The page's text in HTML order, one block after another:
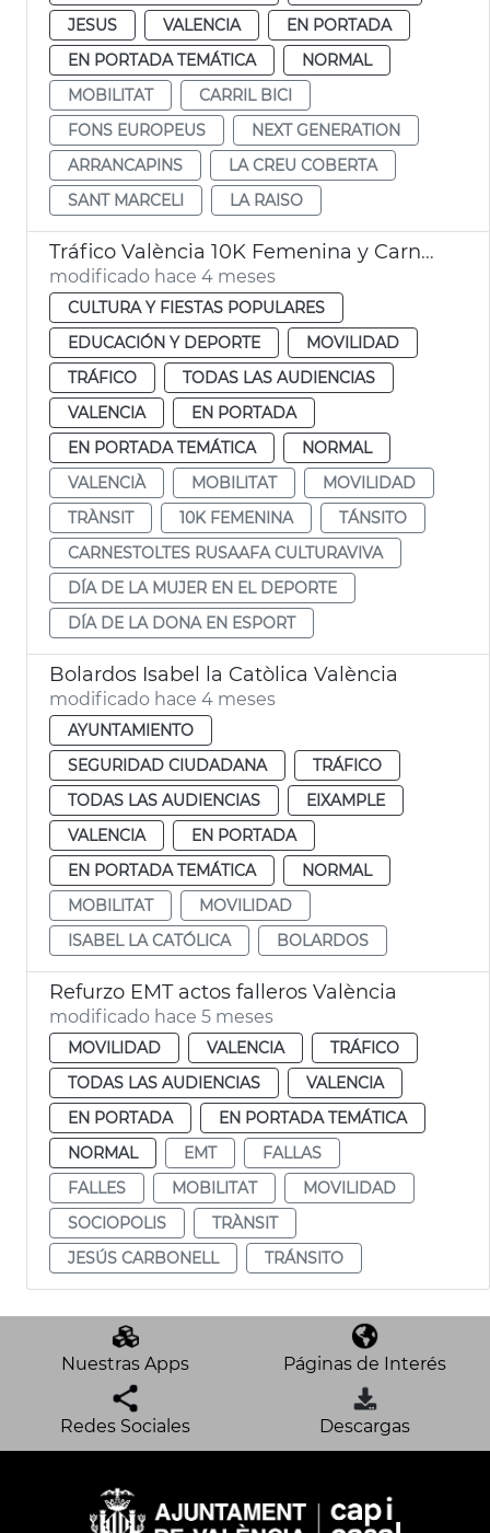
JESUS
VALENCIA
EN PORTADA
EN PORTADA TEMÁTICA
NORMAL
MOBILITAT
CARRIL BICI
FONS EUROPEUS
NEXT GENERATION
ARRANCAPINS
LA CREU COBERTA
SANT MARCELI
LA RAISO
Tráfico València 10K Femenina y Carnaval Russafa
modificado hace 4 meses
CULTURA Y FIESTAS POPULARES
EDUCACIÓN Y DEPORTE
MOVILIDAD
TRÁFICO
TODAS LAS AUDIENCIAS
VALENCIA
EN PORTADA
EN PORTADA TEMÁTICA
NORMAL
VALENCIÀ
MOBILITAT
MOVILIDAD
TRÀNSIT
10K FEMENINA
TÁNSITO
CARNESTOLTES RUSAAFA CULTURAVIVA
DÍA DE LA MUJER EN EL DEPORTE
DÍA DE LA DONA EN ESPORT
Bolardos Isabel la Catòlica València
modificado hace 4 meses
AYUNTAMIENTO
SEGURIDAD CIUDADANA
TRÁFICO
TODAS LAS AUDIENCIAS
EIXAMPLE
VALENCIA
EN PORTADA
EN PORTADA TEMÁTICA
NORMAL
MOBILITAT
MOVILIDAD
ISABEL LA CATÓLICA
BOLARDOS
Refurzo EMT actos falleros València
modificado hace 5 meses
MOVILIDAD VALENCIA
TRÁFICO
TODAS LAS AUDIENCIAS
VALENCIA
EN PORTADA
EN PORTADA TEMÁTICA
NORMAL
EMT
FALLAS
FALLES
MOBILITAT
MOVILIDAD
SOCIOPOLIS
TRÀNSIT
JESÚS CARBONELL
TRÁNSITO
Nuestras Apps Páginas de Interés
Redes Sociales Descargas